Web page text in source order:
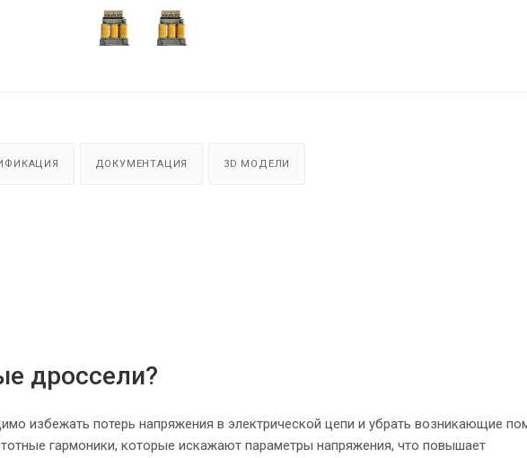
ДОКУМЕНТАЦИЯ 3D МОДЕЛИ
дроссели?
избежать потерь напряжения в электрической цепи и убрать возникающие
гармоники, которые искажают параметры напряжения, что повышает